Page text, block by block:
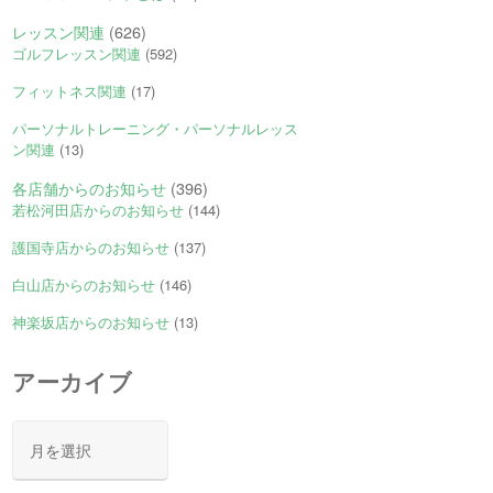
レッスン関連 (626)
ゴルフレッスン関連 (592)
フィットネス関連 (17)
パーソナルトレーニング・パーソナルレッス
ン関連 (13)
各店舗からのお知らせ (396)
若松河田店からのお知らせ (144)
護国寺店からのお知らせ (137)
白山店からのお知らせ (146)
神楽坂店からのお知らせ (13)
アーカイブ
カ